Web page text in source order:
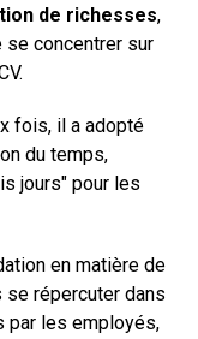
de richesses,
se concentrer sur
fois, il a adopté
du temps,
jours" pour les
en matière de
répercuter dans
par les employés,